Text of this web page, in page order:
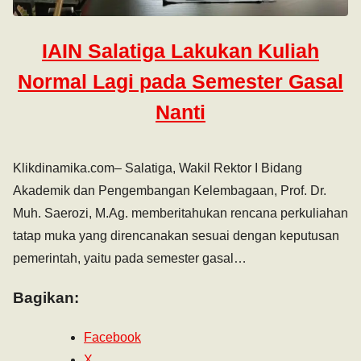
IAIN Salatiga Lakukan Kuliah
Normal Lagi pada Semester Gasal
Nanti
Klikdinamika.com– Salatiga, Wakil Rektor I Bidang
Akademik dan Pengembangan Kelembagaan, Prof. Dr.
Muh. Saerozi, M.Ag. memberitahukan rencana perkuliahan
tatap muka yang direncanakan sesuai dengan keputusan
pemerintah, yaitu pada semester gasal…
Bagikan:
Facebook